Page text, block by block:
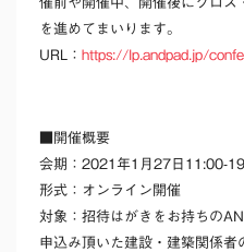
を進めてまいります。
URL： https://lp.andpad.jp/
■開催概要
会期：2021年1月27日11:00-
形式：オンライン開催
対象：招待はがきをお持ちの
申込み頂いた建設・建築関係者